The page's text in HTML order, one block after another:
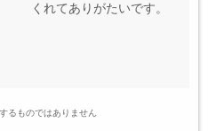
くれてありがたいです。
るものではありません